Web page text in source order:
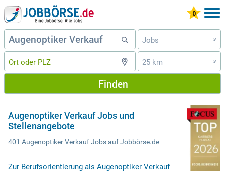
Jobs »
25 km »
Finden
Augenoptiker Verkauf Jobs und
Stellenangebote
401 Augenoptiker Verkauf Jobs auf Jobbörse.de
Zur Berufsorientierung als Augenoptiker Verkauf